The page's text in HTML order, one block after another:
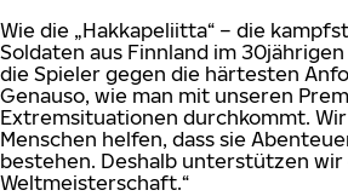
Wie die „Hakkapeliitta“ – die
Soldaten aus Finnland im
die Spieler gegen die härtesten
Genauso, wie man mit unseren
Extremsituationen durchkommt.
Menschen helfen, dass sie
bestehen. Deshalb unterstützen wir
Weltmeisterschaft.“